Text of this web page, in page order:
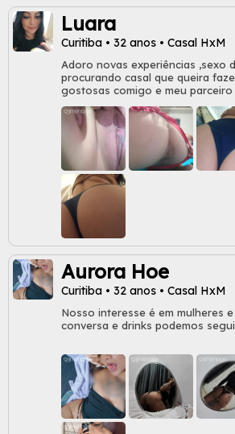
Luara
Curitiba • 32 anos • Casal HxM
Adoro novas experiências ,sexo
procurando casal que queira
Aurora Hoe
Curitiba • 32 anos • Casal HxM
Nosso interesse é em mulheres
conversa e drinks podemos